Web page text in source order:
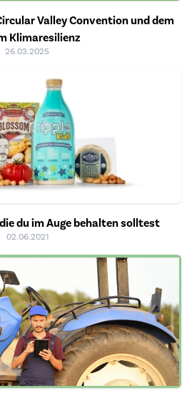
Valley Convention und dem
Klimaresilienz
26.03.2025
du im Auge behalten solltest
02.06.2021